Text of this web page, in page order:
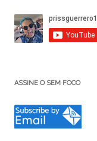
ASSINE O SEM FOCO